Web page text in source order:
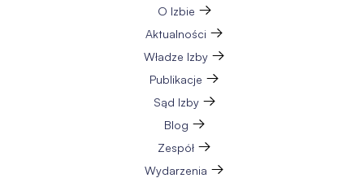
O Izbie
Aktualności
Władze Izby
Publikacje
Sąd Izby
Blog
Zespół
Wydarzenia